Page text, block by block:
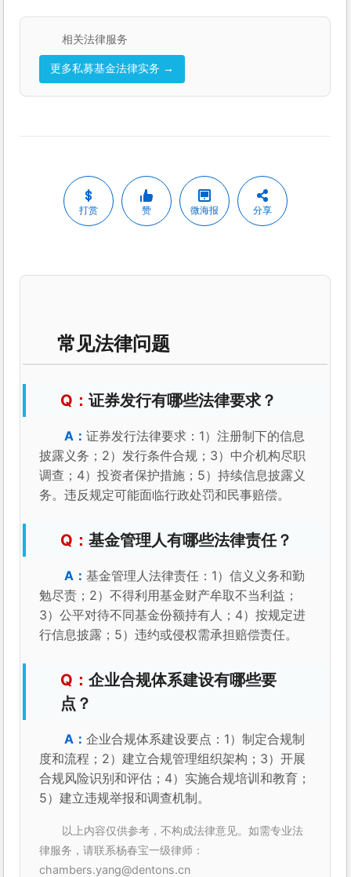
相关法律服务
更多私募基金法律实务 →
打赏 赞 微海报 分享
常见法律问题
证券发行有哪些法律要求？
证券发行法律要求：1）注册制下的信息
披露义务；2）发行条件合规；3）中介机构尽职
调查；4）投资者保护措施；5）持续信息披露义
务。违反规定可能面临行政处罚和民事赔偿。
基金管理人有哪些法律责任？
基金管理人法律责任：1）信义义务和勤
勉尽责；2）不得利用基金财产牟取不当利益；
3）公平对待不同基金份额持有人；4）按规定进
行信息披露；5）违约或侵权需承担赔偿责任。
企业合规体系建设有哪些要
点？
企业合规体系建设要点：1）制定合规制
度和流程；2）建立合规管理组织架构；3）开展
合规风险识别和评估；4）实施合规培训和教育；
5）建立违规举报和调查机制。
以上内容仅供参考，不构成法律意见。如需专业法
律服务，请联系杨春宝一级律师：
chambers.yang@dentons.cn